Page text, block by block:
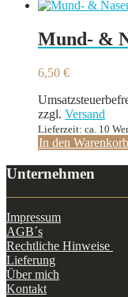
Mund- &
6,50 €
zzgl. Versand
Lieferzeit: ca. 10
In den Warenkorb
Unternehmen
Impressum
AGB´s
Rechtliche Hinweise
Lieferung
Über mich
Kontakt